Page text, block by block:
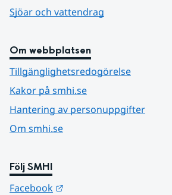
Sjöar och vattendrag
Om webbplatsen
Tillgänglighetsredogörelse
Kakor på smhi.se
Hantering av personuppgifter
Om smhi.se
Följ SMHI
Facebook